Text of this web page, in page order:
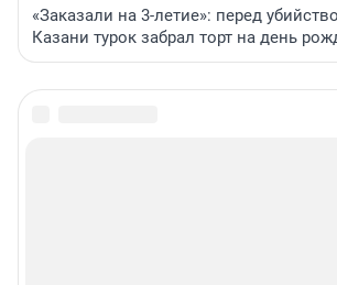
«Заказали на 3-летие»: перед
Казани турок забрал торт на день